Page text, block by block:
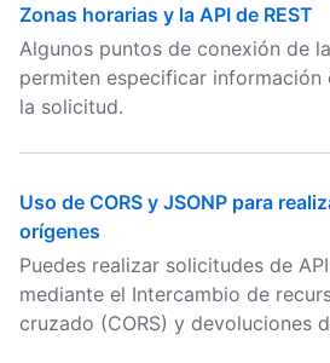
Zonas horarias y la API de REST
Algunos puntos de conexión de
permiten especificar información
la solicitud.
Uso de CORS y JSONP para
orígenes
Puedes realizar solicitudes de
mediante el Intercambio de
cruzado (CORS) y devoluciones